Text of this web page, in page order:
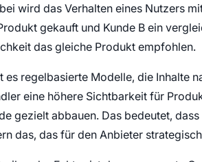
wird das Verhalten eines Nutzers
gekauft und Kunde B ein
das gleiche Produkt empfohlen.
es regelbasierte Modelle, die Inhalte
eine höhere Sichtbarkeit für
gezielt abbauen. Das bedeutet,
das, das für den Anbieter